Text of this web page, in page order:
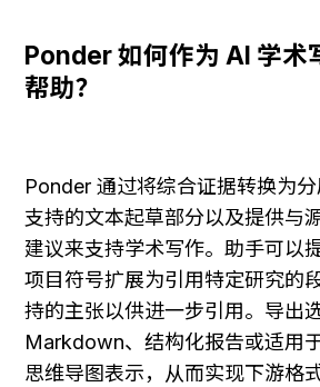
Ponder 如何作为 AI 学术
帮助？
Ponder 通过将综合证据转换为
支持的文本起草部分以及提供与
建议来支持学术写作。助手可以
项目符号扩展为引用特定研究的
持的主张以供进一步引用。导出
Markdown、结构化报告或适用
思维导图表示，从而实现下游格